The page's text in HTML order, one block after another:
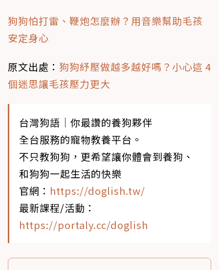
狗狗怕打雷、鞭炮怎麼辦？用音樂幫助毛孩
安定身心
原文出處 ： 狗狗紓壓做越多越好嗎？小心這 4
個迷思讓毛孩壓力更大
台灣狗語｜你最讚的養狗夥伴
全台服務的寵物教養平台。
不只教狗狗，更希望讓你體會到養狗、
和狗狗一起生活的快樂
官網： https://doglish.tw/
最新課程/活動：
https://portaly.cc/doglish